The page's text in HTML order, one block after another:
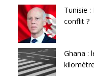
Tunisie
conflit ?
Ghana :